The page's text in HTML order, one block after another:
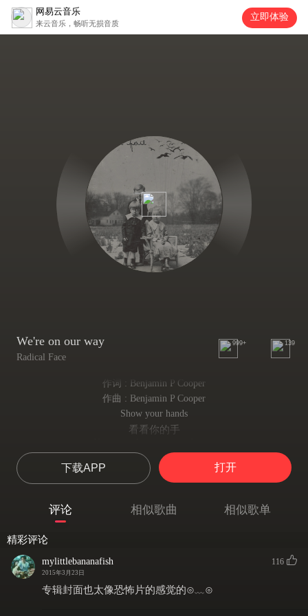
网易云音乐
来云音乐，畅听无损音质
立即体验
We're on our way
Radical Face
999+ 139
作词 : Benjamin P Cooper
作曲 : Benjamin P Cooper
Show your hands
看看你的手
如果你需要一层新的油漆
If your bones are now heavy things
如果你的骨头现在很重
就像皮肤下藏了锚
If your heart has become spare parts
If your days are now just something you must bear
下载APP 打开
评论 相似歌曲 相似歌单
精彩评论
mylittlebananafish
2015年3月23日
116
专辑封面也太像恐怖片的感觉的⊙﹏⊙